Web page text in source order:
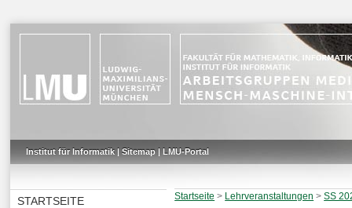
Institut für Informatik| Sitemap| LMU-Portal
STARTSEITE
Startseite > Lehrveranstaltungen >SS